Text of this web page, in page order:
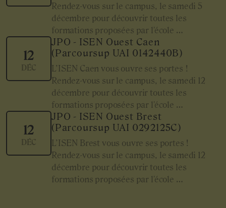
Rendez-vous sur le campus, le samedi 5
décembre pour découvrir toutes les
formations proposées par l'école …
12
DÉC
JPO - ISEN Ouest Caen
(Parcoursup UAI 0142440B)
L’ISEN Caen vous ouvre ses portes !
Rendez-vous sur le campus, le samedi 12
décembre pour découvrir toutes les
formations proposées par l'école …
12
DÉC
JPO - ISEN Ouest Brest
(Parcoursup UAI 0292125C)
L’ISEN Brest vous ouvre ses portes !
Rendez-vous sur le campus, le samedi 12
décembre pour découvrir toutes les
formations proposées par l'école …